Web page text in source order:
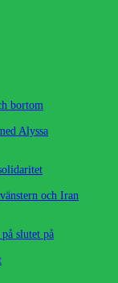
bortom
Alyssa
och Iran
slutet på